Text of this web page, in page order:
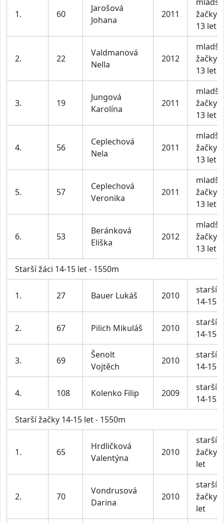
1. 60
Jarošová
Johana
2011
žačky
13 let
2. 22
Valdmanová
Nella
2012
mladší
žačky
13 let
3. 19
Jungová
Karolína
2011
mladší
žačky
13 let
4. 56
Ceplechová
Nela
2011
mladší
žačky
13 let
5. 57
Ceplechová
Veronika
2011
mladší
žačky
13 let
6. 53
Beránková
Eliška
2012
mladší
žačky
13 let
Starší žáci 14-15 let - 1550m
1. 27 Bauer Lukáš 2010
starší
14-15
2. 67 Pilich Mikuláš 2010
starší
14-15
3. 69
Šenolt
Vojtěch
2010
starší
14-15
4. 108 Kolenko Filip 2009
starší
14-15
Starší žačky 14-15 let - 1550m
1. 65
Hrdličková
Valentýna
2010
starší
žačky
let
2. 70
Vondrusová
Darina
2010
starší
žačky
let